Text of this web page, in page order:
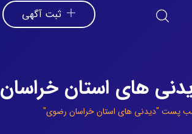
ثبت آگهی
های استان
پست "دیدنی های استان خراسان رضوی"